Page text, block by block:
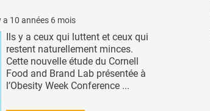
a 10 années 6 mois
Ils y a ceux qui luttent et ceux qui
restent naturellement minces.
Cette nouvelle étude du Cornell
Food and Brand Lab présentée à
l’Obesity Week Conference ...